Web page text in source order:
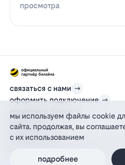
просмотра
связаться с нами
оформить подключение
проверить адрес
для дома
информация
действующий на основании агентского
политика персональных данных
мы используем файлы cookie
сайта. продолжая, вы
с их использованием
подробнее